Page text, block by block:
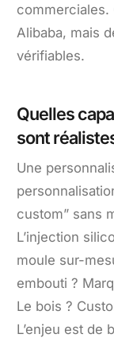
commerciales.
Alibaba, mais
vérifiables.
Quelles
sont
Une
custom” sans
L’injection
moule sur-
embouti ?
Le bois ?
L’enjeu est de